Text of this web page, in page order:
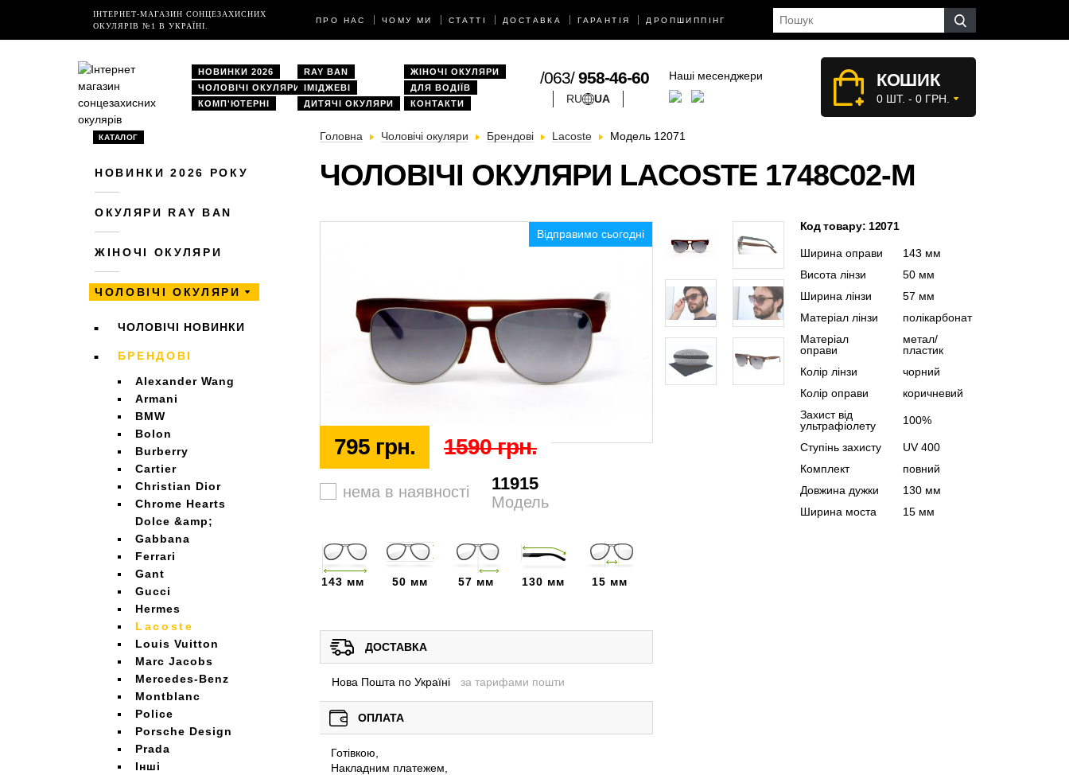
ІНТЕРНЕТ-МАГАЗИН СОНЦЕЗАХИСНИХ
ОКУЛЯРІВ №1 В УКРАЇНІ.
ПРО НАС ЧОМУ МИ СТАТТІ ДОСТАВКА ГАРАНТІЯ ДРОПШИППІНГ
НОВИНКИ 2026 RAY BAN
ЖІНОЧІ ОКУЛЯРИ
ЧОЛОВІЧІ ОКУЛЯРИ
ІМІДЖЕВІ
ДЛЯ ВОДІЇВ
КОМП'ЮТЕРНІ
ДИТЯЧІ ОКУЛЯРИ КОНТАКТИ
/063/958-46-60
RU UA
Наші месенджери КОШИК
0 ШТ. - 0 ГРН.
КАТАЛОГ
НОВИНКИ 2026 РОКУ
ОКУЛЯРИ RAY BAN
ЖІНОЧІ ОКУЛЯРИ
ЧОЛОВІЧІ ОКУЛЯРИ
ЧОЛОВІЧІ НОВИНКИ
БРЕНДОВІ
Alexander Wang
Armani
BMW
Bolon
Burberry
Cartier
Christian Dior
Chrome Hearts
Dolce &amp;
Gabbana
Ferrari
Gant
Gucci
Hermes
Lacoste
Louis Vuitton
Marc Jacobs
Mercedes-Benz
Montblanc
Police
Porsche Design
Prada
Інші
Головна Чоловічі окуляри Брендові Lacoste Модель 12071
ЧОЛОВІЧІ ОКУЛЯРИ LACOSTE 1748C02-M
Відправимо сьогодні
795 грн. 1590 грн.
нема в наявності 11915
Модель
Код товару: 12071
Ширина оправи
143 мм
Висота лінзи
50 мм
Ширина лінзи
57 мм
Матеріал лінзи
полікарбонат
Матеріал
оправи
метал/
пластик
Колір лінзи
чорний
Колір оправи
коричневий
Захист від
ультрафіолету
100%
Ступінь захисту
UV 400
Комплект
повний
Довжина дужки
130 мм
Ширина моста
15 мм
143 мм 50 мм 57 мм 130 мм 15 мм
ДОСТАВКА
Нова Пошта по Україні за тарифами пошти
ОПЛАТА
Готівкою,
Накладним платежем,